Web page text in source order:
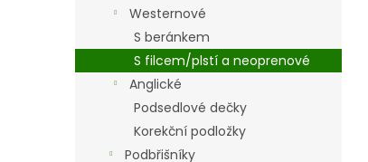
Westernové
S beránkem
S filcem/plstí a neoprenové
Anglické
Podsedlové dečky
Korekční podložky
Podbřišníky